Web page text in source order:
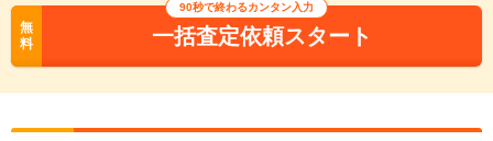
無
料
90秒で終わるカンタン入力
一括査定依頼スタート